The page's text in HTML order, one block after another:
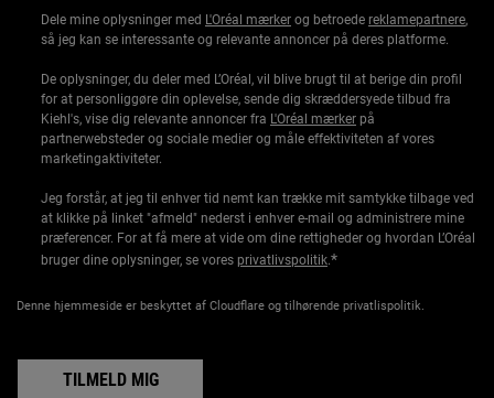
Dele mine oplysninger med L'Oréal mærker og betroede reklamepartnere,
så jeg kan se interessante og relevante annoncer på deres platforme.
De oplysninger, du deler med L’Oréal, vil blive brugt til at berige din profil
for at personliggøre din oplevelse, sende dig skræddersyede tilbud fra
Kiehl's, vise dig relevante annoncer fra L'Oréal mærker på
partnerwebsteder og sociale medier og måle effektiviteten af vores
marketingaktiviteter.
Jeg forstår, at jeg til enhver tid nemt kan trække mit samtykke tilbage ved
at klikke på linket "afmeld" nederst i enhver e-mail og administrere mine
præferencer. For at få mere at vide om dine rettigheder og hvordan L’Oréal
bruger dine oplysninger, se vores privatlivspolitik.*
Denne hjemmeside er beskyttet af Cloudflare og tilhørende privatlispolitik.
TILMELD MIG